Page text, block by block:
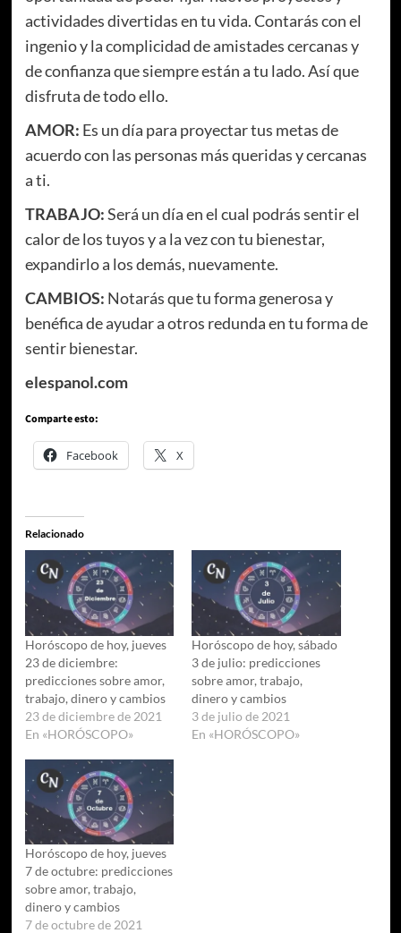
actividades divertidas en tu vida. Contarás con el
ingenio y la complicidad de amistades cercanas y
de confianza que siempre están a tu lado. Así que
disfruta de todo ello.
AMOR: Es un día para proyectar tus metas de
acuerdo con las personas más queridas y cercanas
a ti.
TRABAJO:Será un día en el cual podrás sentir el
calor de los tuyos y a la vez con tu bienestar,
expandirlo a los demás, nuevamente.
CAMBIOS: Notarás que tu forma generosa y
benéfica de ayudar a otros redunda en tu forma de
sentir bienestar.
elespanol.com
Comparte esto:
Facebook X
Relacionado
Horóscopo de hoy, jueves
23 de diciembre:
predicciones sobre amor,
trabajo, dinero y cambios
23 de diciembre de 2021
En «HORÓSCOPO»
Horóscopo de hoy, sábado
3 de julio: predicciones
sobre amor, trabajo,
dinero y cambios
3 de julio de 2021
En «HORÓSCOPO»
Horóscopo de hoy, jueves
7 de octubre: predicciones
sobre amor, trabajo,
dinero y cambios
7 de octubre de 2021